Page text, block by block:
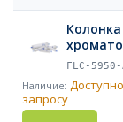
220 г, 1
FLC-5950-
запросу